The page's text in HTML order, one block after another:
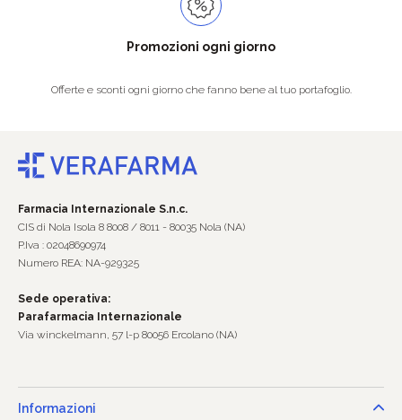
Promozioni ogni giorno
Offerte e sconti ogni giorno che fanno bene al tuo portafoglio.
Farmacia Internazionale S.n.c.
CIS di Nola Isola 8 8008 / 8011 - 80035 Nola (NA)
P.Iva : 02048690974
Numero REA: NA-929325
Sede operativa:
Parafarmacia Internazionale
Via winckelmann, 57 l-p 80056 Ercolano (NA)
Informazioni